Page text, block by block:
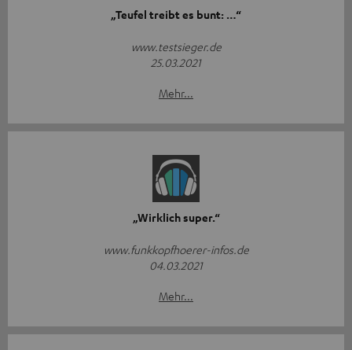
„Teufel treibt es bunt: …“
www.testsieger.de
25.03.2021
Mehr...
„Wirklich super.“
www.funkkopfhoerer-infos.de
04.03.2021
Mehr...